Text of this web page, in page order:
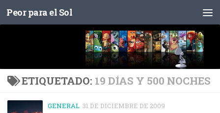
Saltar al contenido
Peor para el Sol
ETIQUETADO: 19 DÍAS Y 500 NOCHES
GENERAL 31 DE DICIEMBRE DE 2009